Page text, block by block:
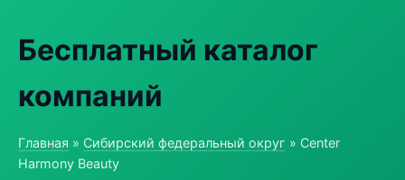
Бесплатный каталог
компаний
Главная » Сибирский федеральный округ » Center
Harmony Beauty